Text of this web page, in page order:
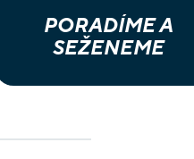
PORADÍME A
SEŽENEME